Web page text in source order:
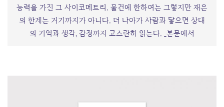
능력을 가진 그 사이코메트리. 물건에 한하여는 그렇지만 재은
의 한계는 거기까지가 아니다. 더 나아가 사람과 닿으면 상대
의 기억과 생각, 감정까지 고스란히 읽는다. _본문에서